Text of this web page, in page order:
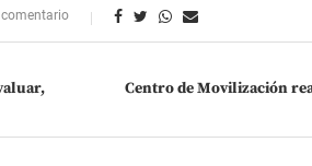
Centro de Movilización